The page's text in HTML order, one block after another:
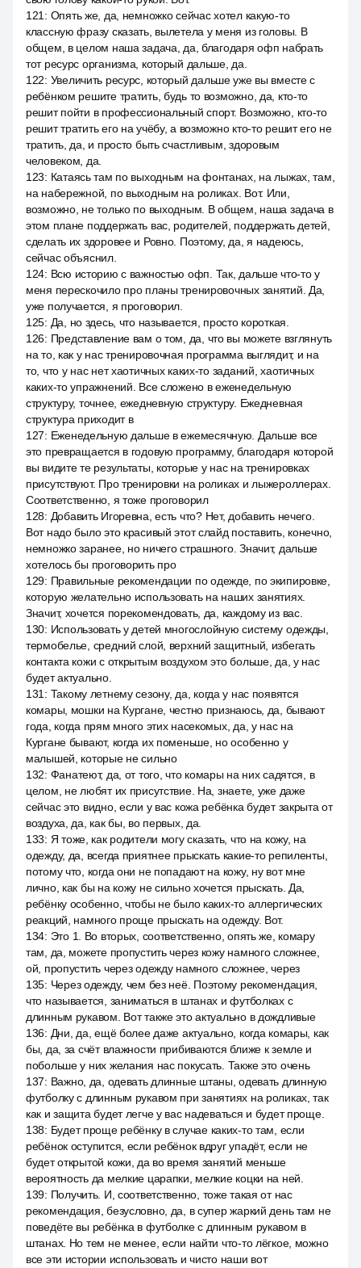
121 : Опять же, да, немножко сейчас хотел какую-то
классную фразу сказать, вылетела у меня из головы. В
общем, в целом наша задача, да, благодаря офп набрать
тот ресурс организма, который дальше, да.
122: Увеличить ресурс, который дальше уже вы вместе с
ребёнком решите тратить, будь то возможно, да, кто-то
решит пойти в профессиональный спорт. Возможно, кто-то
решит тратить его на учёбу, а возможно кто-то решит его не
тратить, да, и просто быть счастливым, здоровым
человеком, да.
123: Катаясь там по выходным на фонтанах, на лыжах, там,
на набережной, по выходным на роликах. Вот. Или,
возможно, не только по выходным. В общем, наша задача в
этом плане поддержать вас, родителей, поддержать детей,
сделать их здоровее и Ровно. Поэтому, да, я надеюсь,
сейчас объяснил.
124: Всю историю с важностью офп. Так, дальше что-то у
меня перескочило про планы тренировочных занятий. Да,
уже получается, я проговорил.
125: Да, но здесь, что называется, просто короткая.
126: Представление вам о том, да, что вы можете взглянуть
на то, как у нас тренировочная программа выглядит, и на
то, что у нас нет хаотичных каких-то заданий, хаотичных
каких-то упражнений. Все сложено в еженедельную
структуру, точнее, ежедневную структуру. Ежедневная
структура приходит в
127: Еженедельную дальше в ежемесячную. Дальше все
это превращается в годовую программу, благодаря которой
вы видите те результаты, которые у нас на тренировках
присутствуют. Про тренировки на роликах и лыжероллерах.
Соответственно, я тоже проговорил
128: Добавить Игоревна, есть что? Нет, добавить нечего.
Вот надо было это красивый этот слайд поставить, конечно,
немножко заранее, но ничего страшного. Значит, дальше
хотелось бы проговорить про
129: Правильные рекомендации по одежде, по экипировке,
которую желательно использовать на наших занятиях.
Значит, хочется порекомендовать, да, каждому из вас.
130: Использовать у детей многослойную систему одежды,
термобелье, средний слой, верхний защитный, избегать
контакта кожи с открытым воздухом это больше, да, у нас
будет актуально.
131 : Такому летнему сезону, да, когда у нас появятся
комары, мошки на Кургане, честно признаюсь, да, бывают
года, когда прям много этих насекомых, да, у нас на
Кургане бывают, когда их поменьше, но особенно у
малышей, которые не сильно
132: Фанатеют, да, от того, что комары на них садятся, в
целом, не любят их присутствие. На, знаете, уже даже
сейчас это видно, если у вас кожа ребёнка будет закрыта от
воздуха, да, как бы, во первых, да.
133: Я тоже, как родители могу сказать, что на кожу, на
одежду, да, всегда приятнее прыскать какие-то репиленты,
потому что, когда они не попадают на кожу, ну вот мне
лично, как бы на кожу не сильно хочется прыскать. Да,
ребёнку особенно, чтобы не было каких-то аллергических
реакций, намного проще прыскать на одежду. Вот.
134: Это 1. Во вторых, соответственно, опять же, комару
там, да, можете пропустить через кожу намного сложнее,
ой, пропустить через одежду намного сложнее, через
135: Через одежду, чем без неё. Поэтому рекомендация,
что называется, заниматься в штанах и футболках с
длинным рукавом. Вот также это актуально в дождливые
136: Дни, да, ещё более даже актуально, когда комары, как
бы, да, за счёт влажности прибиваются ближе к земле и
побольше у них желания нас покусать. Также это очень
137: Важно, да, одевать длинные штаны, одевать длинную
футболку с длинным рукавом при занятиях на роликах, так
как и защита будет легче у вас надеваться и будет проще.
138: Будет проще ребёнку в случае каких-то там, если
ребёнок оступится, если ребёнок вдруг упадёт, если не
будет открытой кожи, да во время занятий меньше
вероятность да мелкие царапки, мелкие коцки на ней.
139: Получить. И, соответственно, тоже такая от нас
рекомендация, безусловно, да, в супер жаркий день там не
поведёте вы ребёнка в футболке с длинным рукавом в
штанах. Но тем не менее, если найти что-то лёгкое, можно
все эти истории использовать и чисто наши вот